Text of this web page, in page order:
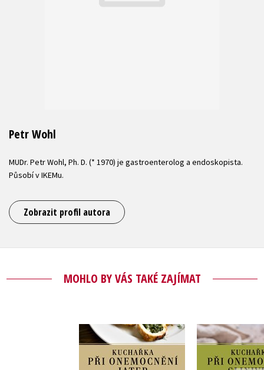
Petr Wohl
MUDr. Petr Wohl, Ph. D. (* 1970) je gastroenterolog a endoskopista.
Působí v IKEMu.
Zobrazit profil autora
MOHLO BY VÁS TAKÉ ZAJÍMAT
Kuchařka při
onemocnění jater
Vladimíra Havlová
,